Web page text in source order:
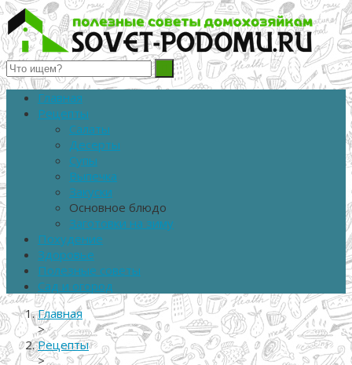
Полезные советы домохозяйкам
Главная
Рецепты
Салаты
Десерты
Супы
Выпечка
Закуски
Основное блюдо
Заготовки на зиму
Похудение
Здоровье
Полезные советы
Сад и огород
Главная
>
Рецепты
>